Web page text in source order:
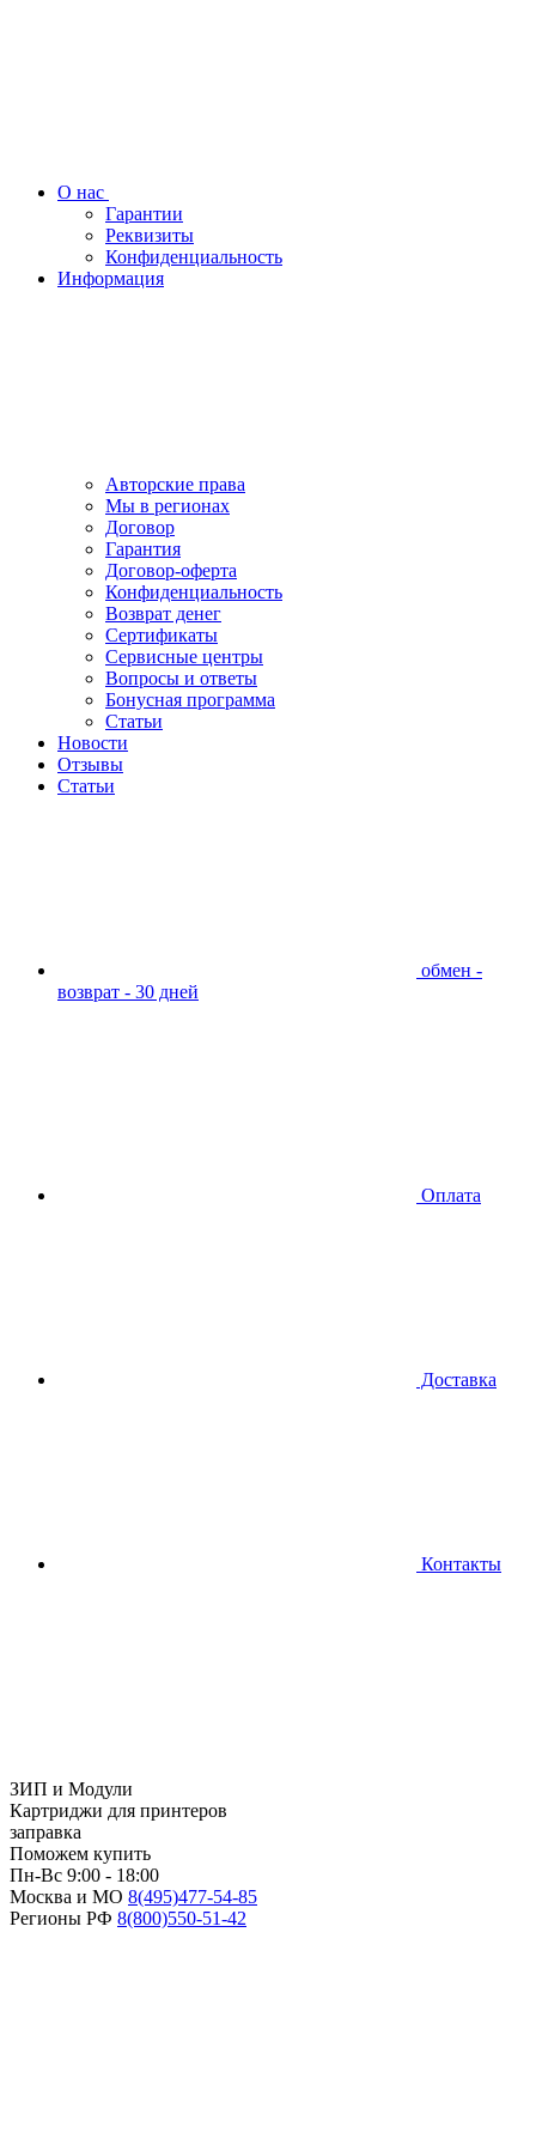
О нас
Гарантии
Реквизиты
Конфиденциальность
Информация
Авторские права
Мы в регионах
Договор
Гарантия
Договор-оферта
Конфиденциальность
Возврат денег
Сертификаты
Сервисные центры
Вопросы и ответы
Бонусная программа
Статьи
Новости
Отзывы
Статьи
обмен -
возврат - 30 дней
Оплата
Доставка
Контакты
ЗИП и Модули
Картриджи для принтеров
заправка
Поможем купить
Пн-Вс 9:00 - 18:00
Москва и МО 8(495)477-54-85
Регионы РФ 8(800)550-51-42